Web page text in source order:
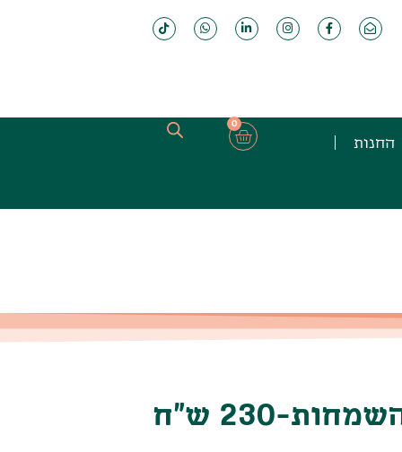
החנות
0
מארז ארגז של השמחות-230 ש"ח